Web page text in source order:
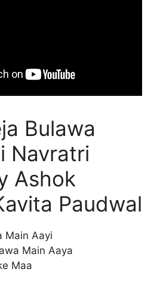
Bulawa
Navratri
Ashok
Paudwal
Main Aayi
Main Aaya
Maa